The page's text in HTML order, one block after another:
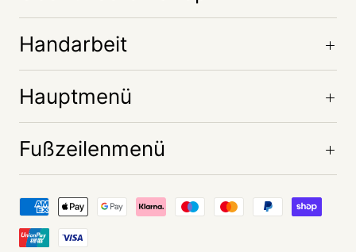
Handarbeit
Hauptmenü
Fußzeilenmenü